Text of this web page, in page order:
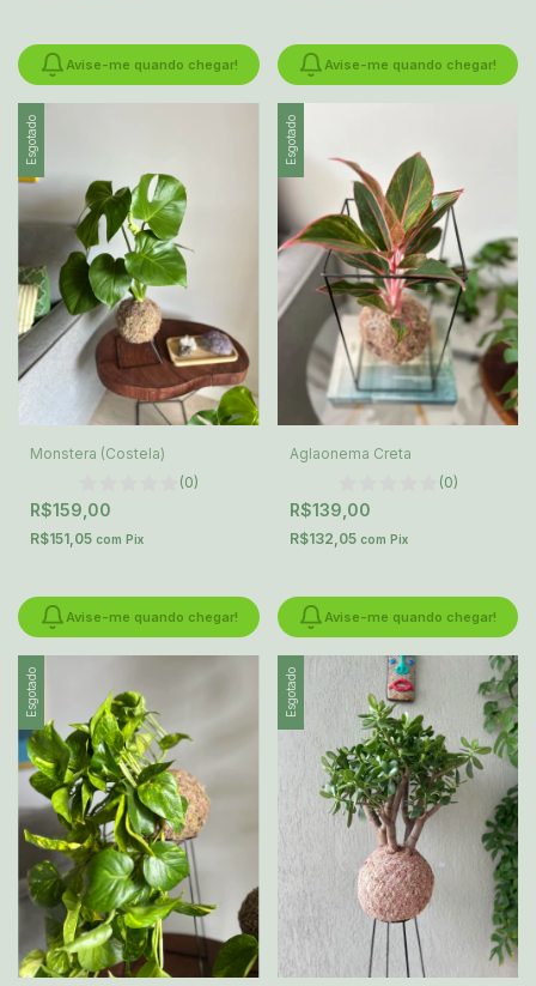
Avise-me quando chegar! Avise-me quando chegar!
Esgotado
Monstera (Costela)
(0)
R$159,00
R$151,05 com Pix
Avise-me quando chegar!
Esgotado
Aglaonema Creta
(0)
R$139,00
R$132,05 com Pix
Avise-me quando chegar!
Esgotado Esgotado